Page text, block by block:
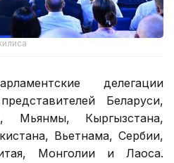
делегации
Беларуси,
Мьянмы, Кыргызстана,
Вьетнама, Сербии,
Монголии и Лаоса.